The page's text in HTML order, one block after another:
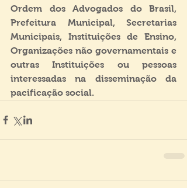
Ordem dos Advogados do Brasil,
Prefeitura Municipal, Secretarias
Municipais, Instituições de Ensino,
Organizações não governamentais e
outras Instituições ou pessoas
interessadas na disseminação da
pacificação social.